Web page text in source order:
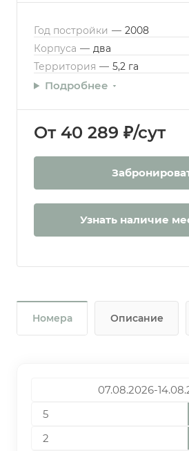
Год постройки — 2008
Корпуса — два
Территория — 5,2 га
Подробнее
От 40 289 ₽/сут
Узнать наличие
Номера Описание